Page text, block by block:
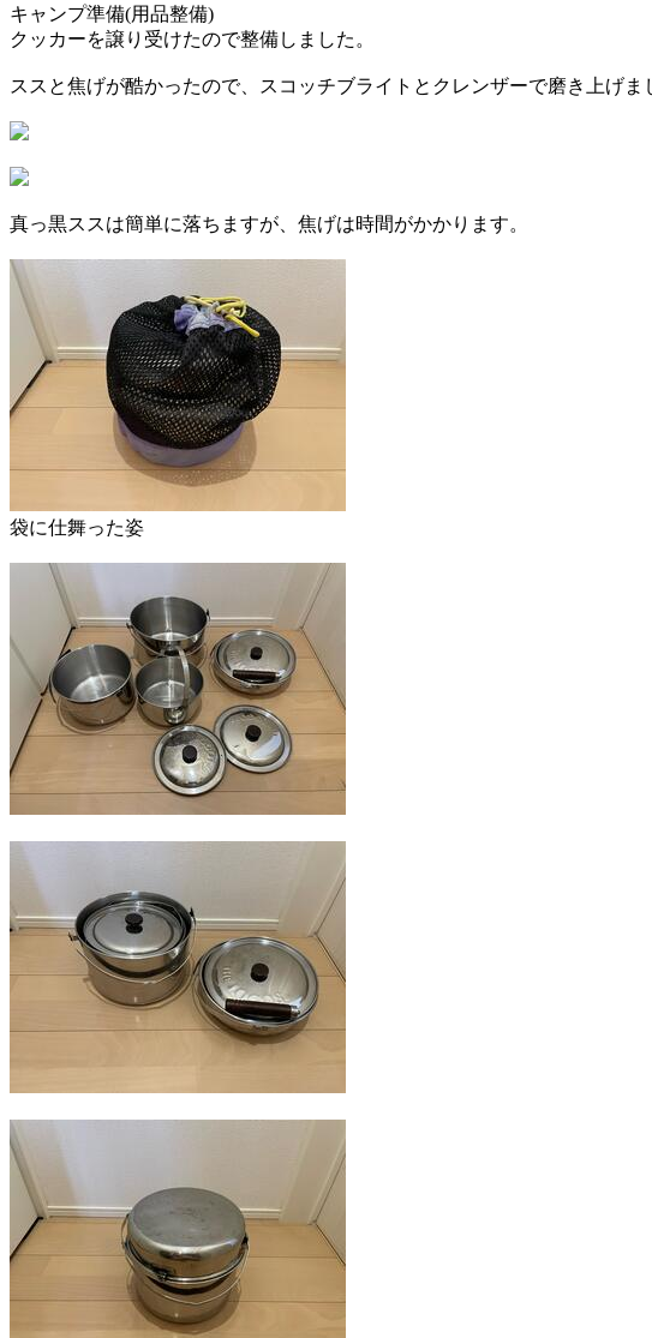
キャンプ準備(用品整備)
クッカーを譲り受けたので整備しました。
ススと焦げが酷かったので、スコッチブライトとクレンザーで磨き上げま
真っ黒ススは簡単に落ちますが、焦げは時間がかかります。
袋に仕舞った姿